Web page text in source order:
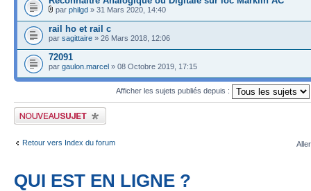
par philgd » 31 Mars 2020, 14:40
rail ho et rail c
par sagittaire » 26 Mars 2018, 12:06
72091
par gaulon.marcel » 08 Octobre 2019, 17:15
Afficher les sujets publiés depuis :
Publier un nouveau sujet
Retour vers Index du forum
QUI EST EN LIGNE ?